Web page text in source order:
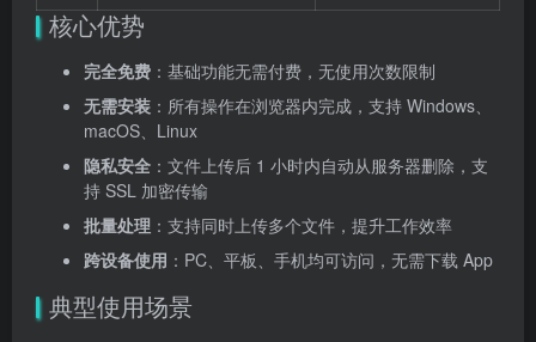
核心优势
完全免费 ：基础功能无需付费，无使用次数限制
无需安装 ：所有操作在浏览器内完成，支持 Windows、
macOS、Linux
隐私安全 ：文件上传后 1 小时内自动从服务器删除，支
持 SSL 加密传输
批量处理 ：支持同时上传多个文件，提升工作效率
跨设备使用 ：PC、平板、手机均可访问，无需下载 App
典型使用场景